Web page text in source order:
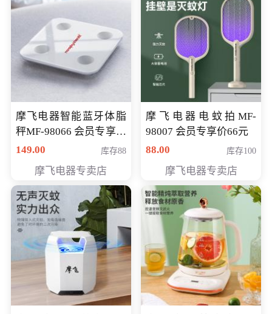
摩飞电器智能蓝牙体脂
秤MF-98066 会员专享价
98元
149.00 库存88
摩飞电器专卖店
摩飞电器电蚊拍MF-
98007 会员专享价66元
88.00
库存100
摩飞电器专卖店